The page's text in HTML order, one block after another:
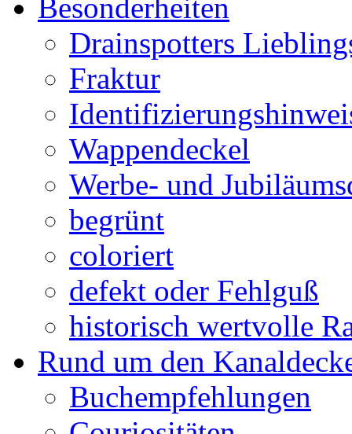
Besonderheiten
Drainspotters
Fraktur
Wappendeckel
Werbe- und
begrünt
coloriert
defekt oder Fehlguß
historisch wertvolle
Rund um den
Buchempfehlungen